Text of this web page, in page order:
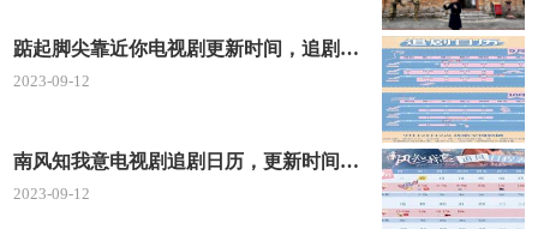
踮起脚尖靠近你电视剧更新时间，追剧日历及剧情简介
2023-09-12
南风知我意电视剧追剧日历，更新时间一览表
2023-09-12